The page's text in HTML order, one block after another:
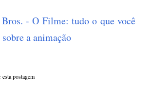
- O Filme: tudo o que você
a animação
esta postagem